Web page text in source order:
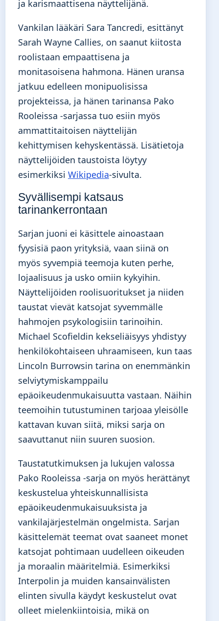
ja karismaattisena näyttelijänä.
Vankilan lääkäri Sara Tancredi, esittänyt
Sarah Wayne Callies, on saanut kiitosta
roolistaan empaattisena ja
monitasoisena hahmona. Hänen uransa
jatkuu edelleen monipuolisissa
projekteissa, ja hänen tarinansa Pako
Rooleissa -sarjassa tuo esiin myös
ammattitaitoisen näyttelijän
kehittymisen kehyskentässä. Lisätietoja
näyttelijöiden taustoista löytyy
esimerkiksi Wikipedia-sivulta.
Syvällisempi katsaus
tarinankerrontaan
Sarjan juoni ei käsittele ainoastaan
fyysisiä paon yrityksiä, vaan siinä on
myös syvempiä teemoja kuten perhe,
lojaalisuus ja usko omiin kykyihin.
Näyttelijöiden roolisuoritukset ja niiden
taustat vievät katsojat syvemmälle
hahmojen psykologisiin tarinoihin.
Michael Scofieldin kekseliäisyys yhdistyy
henkilökohtaiseen uhraamiseen, kun taas
Lincoln Burrowsin tarina on enemmänkin
selviytymiskamppailu
epäoikeudenmukaisuutta vastaan. Näihin
teemoihin tutustuminen tarjoaa yleisölle
kattavan kuvan siitä, miksi sarja on
saavuttanut niin suuren suosion.
Taustatutkimuksen ja lukujen valossa
Pako Rooleissa -sarja on myös herättänyt
keskustelua yhteiskunnallisista
epäoikeudenmukaisuuksista ja
vankilajärjestelmän ongelmista. Sarjan
käsittelemät teemat ovat saaneet monet
katsojat pohtimaan uudelleen oikeuden
ja moraalin määritelmiä. Esimerkiksi
Interpolin ja muiden kansainvälisten
elinten sivulla käydyt keskustelut ovat
olleet mielenkiintoisia, mikä on